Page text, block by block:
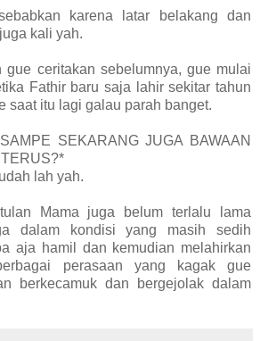
karena latar belakang dan
kali yah.
gue ceritakan sebelumnya, gue mulai
Fathir baru saja lahir sekitar tahun
saat itu lagi galau parah banget.
SEKARANG JUGA BAWAAN
lah yah.
Mama juga belum terlalu lama
dalam kondisi yang masih sedih
aja hamil dan kemudian melahirkan
perasaan yang kagak gue
berkecamuk dan bergejolak dalam